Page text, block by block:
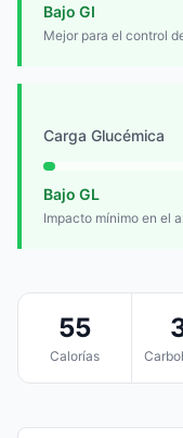
Bajo GI
Mejor para el control
Carga Glucémica
Bajo GL
Impacto mínimo en el
55
Calorías